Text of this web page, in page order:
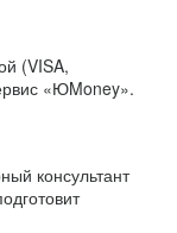
(VISA,
«ЮMoney».
консультант